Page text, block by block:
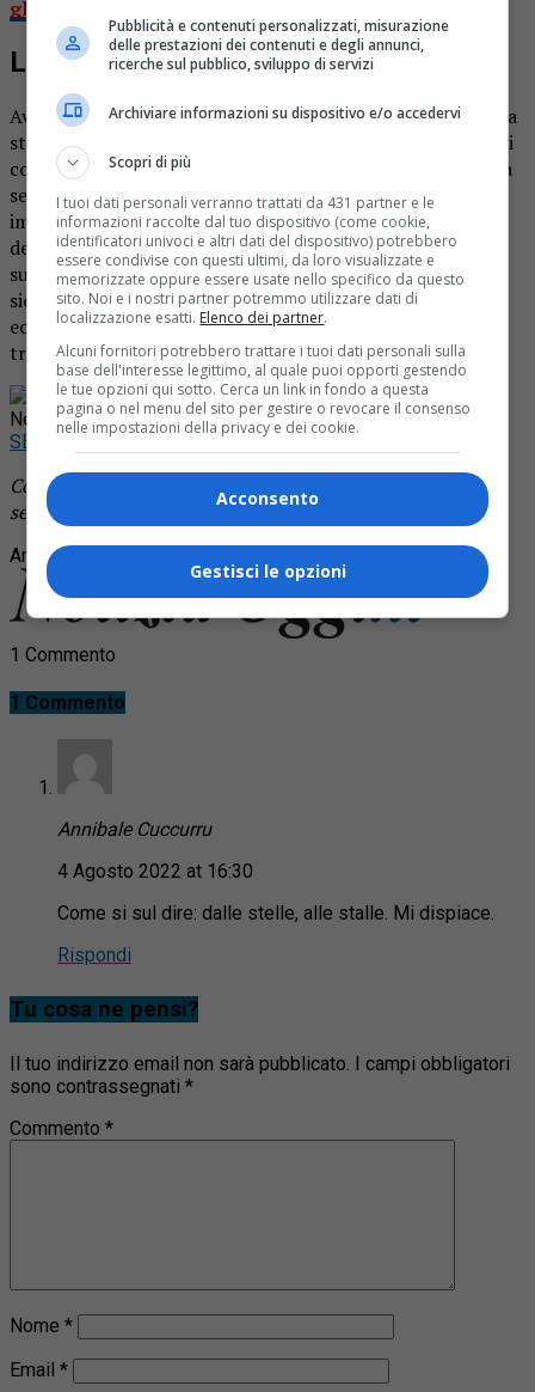
gli alpini di Serravalle
L’impegno
Avondo è molto conosciuto in paese: negli anni passati era
stato anche candidato sindaco e aveva ricoperto il ruolo di
consigliere comunale in minoranza. «Marco è una persona
sempre disponibile, aiuta tanto in oratorio e offre un
importante contributo per animare la funzione religiosa
del sabato – mette in luce il parroco -. A conclusione del
suo percorso formativo, avrà un compito preciso e
sicuramente potrà offrire un ulteriore aiuto in ambito
ecclesiastico. Gli auguriamo di poter proseguire con
tranquillità e serenità il suo cammino».
Rimani aggiornato seguendoci su Google
News!
SEGUICI
Continua a leggere le notizie di Notizia Oggi Borgosesiae
segui la nostra
pagina Facebook
Argomenti correlati:
1 Commento
1 Commento
Annibale Cuccurru
4 Agosto 2022 at 16:30
Come si sul dire: dalle stelle, alle stalle. Mi dispiace.
Rispondi
Tu cosa ne pensi?
Il tuo indirizzo email non sarà pubblicato. I campi obbligatori
sono contrassegnati *
Commento *
Nome *
Email *
Pubblicità e contenuti personalizzati, misurazione
delle prestazioni dei contenuti e degli annunci,
ricerche sul pubblico, sviluppo di servizi
Archiviare informazioni su dispositivo e/o accedervi
Scopri di più
I tuoi dati personali verranno trattati da 431 partner e le
informazioni raccolte dal tuo dispositivo (come cookie,
identificatori univoci e altri dati del dispositivo) potrebbero
essere condivise con questi ultimi, da loro visualizzate e
memorizzate oppure essere usate nello specifico da questo
sito. Noi e i nostri partner potremmo utilizzare dati di
localizzazione esatti. Elenco dei partner.
Alcuni fornitori potrebbero trattare i tuoi dati personali sulla
base dell'interesse legittimo, al quale puoi opporti gestendo
le tue opzioni qui sotto. Cerca un link in fondo a questa
pagina o nel menu del sito per gestire o revocare il consenso
nelle impostazioni della privacy e dei cookie.
Acconsento
Gestisci le opzioni